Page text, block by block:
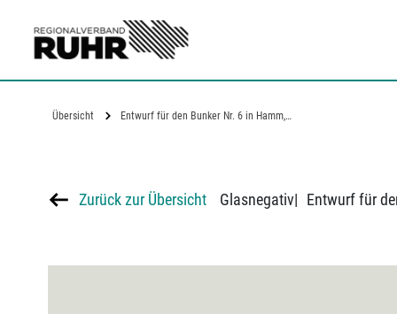
Übersicht Entwurf für den Bunker Nr. 6 in Hamm,…
Zurück zur Übersicht Glasnegativ| Entwurf für